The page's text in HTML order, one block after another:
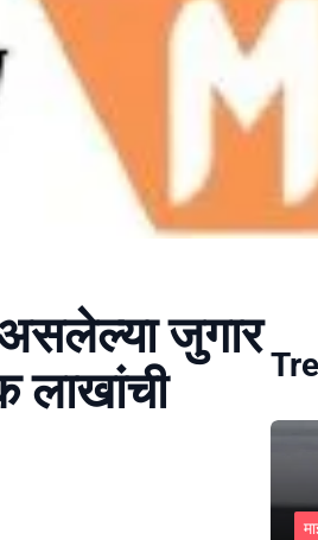
असलेल्या जुगार
लाखांची